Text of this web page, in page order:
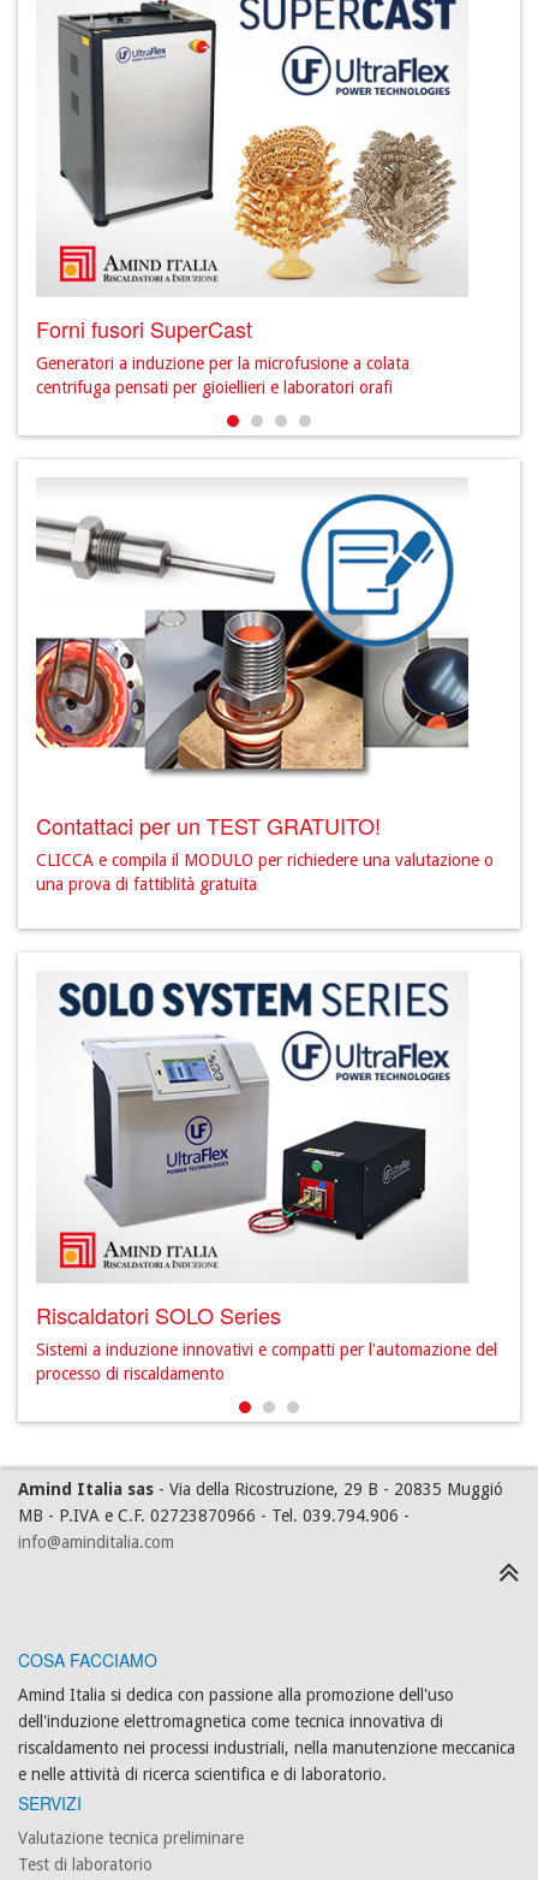
Forni fusori SuperCast
Generatori a induzione per la microfusione a colata
centrifuga pensati per gioiellieri e laboratori orafi
Contattaci per un TEST GRATUITO!
CLICCA e compila il MODULO per richiedere una valutazione o
una prova di fattiblità gratuita
Riscaldatori SOLO Series
Sistemi a induzione innovativi e compatti per l'automazione del
processo di riscaldamento
Amind Italia sas - Via della Ricostruzione, 29 B - 20835 Muggió
MB - P.IVA e C.F. 02723870966 - Tel. 039.794.906 -
info@aminditalia.com
COSA FACCIAMO
Amind Italia si dedica con passione alla promozione dell'uso
dell'induzione elettromagnetica come tecnica innovativa di
riscaldamento nei processi industriali, nella manutenzione meccanica
e nelle attività di ricerca scientifica e di laboratorio.
SERVIZI
Valutazione tecnica preliminare
Test di laboratorio